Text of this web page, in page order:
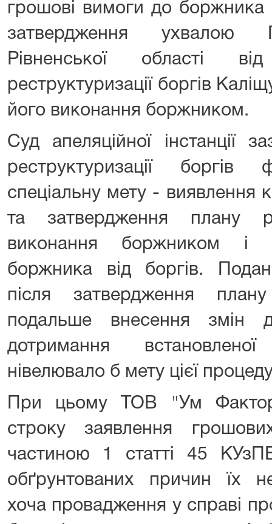
грошові вимоги до боржника
затвердження ухвалою
Рівненської області
реструктуризації боргів
його виконання боржником.
Суд апеляційної інстанції
реструктуризації
спеціальну мету - виявлення
та затвердження плану
виконання боржником і
боржника від боргів.
після затвердження плану
подальше внесення змін
дотримання
нівелювало б мету цієї
При цьому ТОВ "Ум
строку заявлення
частиною 1 статті 45
обґрунтованих причин їх
хоча провадження у справі